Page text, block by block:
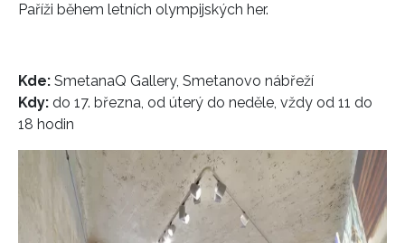
Paříži během letních olympijských her.
Kde: SmetanaQ Gallery, Smetanovo nábřeží
Kdy: do 17. března, od úterý do neděle, vždy od 11 do
18 hodin